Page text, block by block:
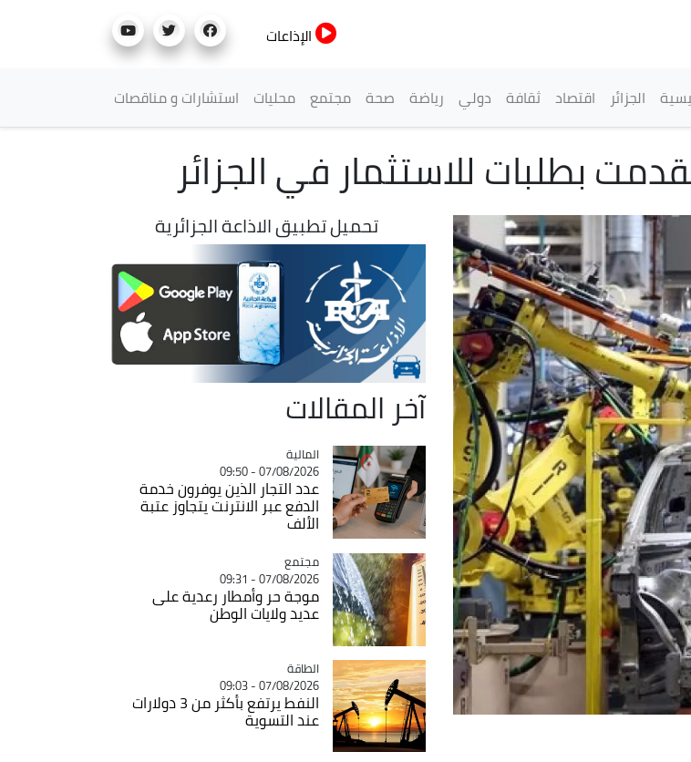
الإذاعات
الرئيسيةالجزائر اقتصاد ثقافة دولي رياضة صحة مجتمع محليات استشارات و مناقصات
بطلبات للاستثمار في الجزائر
تحميل تطبيق الاذاعة الجزائرية
آخر المقالات
Catégorie
المالية
07/08/2026 - 09:50
عدد التجار الذين يوفرون خدمة
الدفع عبر الانترنت يتجاوز عتبة
الألف
Catégorie
مجتمع
07/08/2026 - 09:31
موجة حر وأمطار رعدية على
عديد ولايات الوطن
Catégorie
الطاقة
07/08/2026 - 09:03
النفط يرتفع بأكثر من 3 دولارات
عند التسوية